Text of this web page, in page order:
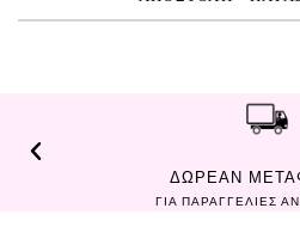
ΔΩΡΕΑΝ
ΓΙΑ ΠΑΡΑΓΓΕΛΙΕΣ